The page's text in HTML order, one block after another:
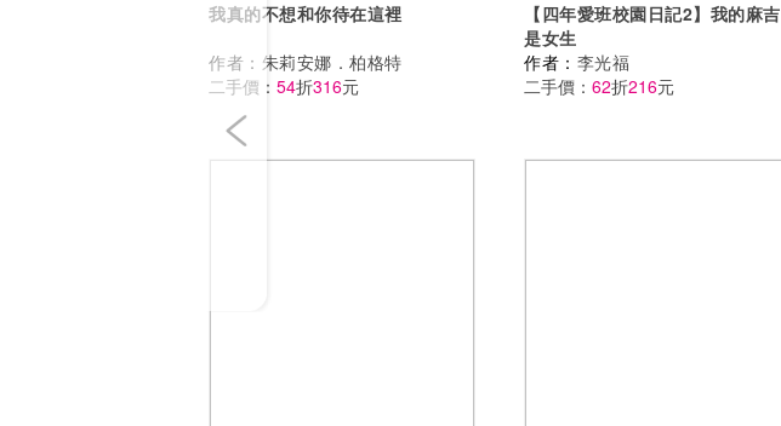
我真的不想和你待在這裡
作者： 朱莉安娜．柏格特
二手價： 54折316元
【四年愛班校園日記2】我的麻吉
是女生
作者： 李光福
二手價： 62折216元